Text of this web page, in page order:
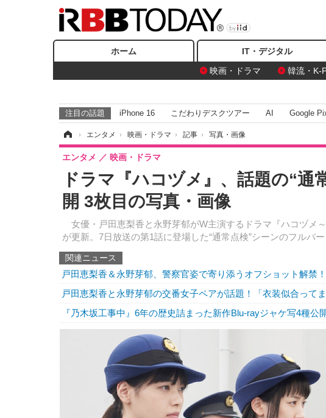
ホーム IT・デジタル
映画・ドラマ
韓流・K-
注目の話題 iPhone 16 こだわりデスクツアー AI Google
› エンタメ › 映画・ドラマ › 記事 › 写真・画像
ドラマ『ハコヅメ』、話題の“
開 3枚目の写真・画像
女優・戸田恵梨香と永野芽郁がW主演するドラマ『ハコヅメ
が更新。7日放送の第1話に登場した“通常点検”シーンのフルバ
エンタメ 映画・ドラマ
関連ニュース
戸田恵梨香＆永野芽郁、警察官姿で寄り添うオフショット解禁
戸田恵梨香と永野芽郁の交番女子ペアが話題！「衣装似合って
『乃木坂工事中』6年の歴史詰まった新作Blu-rayジャケ写4種公